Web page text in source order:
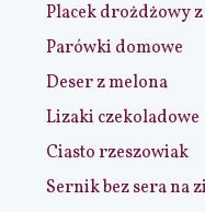
Placek drożdżowy
Parówki domowe
Deser z melona
Lizaki czekoladowe
Ciasto rzeszowiak
Sernik bez sera na